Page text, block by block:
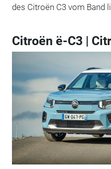
des Citroën C3 vom Band
Citroën ë-C3 |